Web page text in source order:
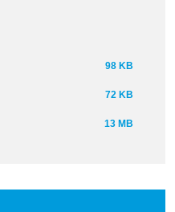
98 KB
72 KB
13 MB